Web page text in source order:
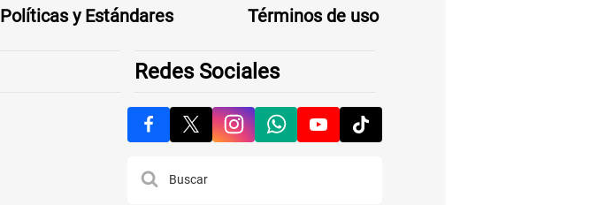
Políticas y Estándares Términos de uso
Redes Sociales